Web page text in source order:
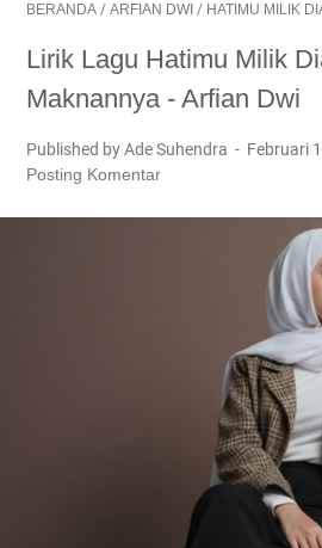
BERANDA / ARFIAN DWI / HATIMU MILIK
Lirik Lagu Hatimu Milik
Maknannya - Arfian Dwi
Published by Ade Suhendra
Februari
Posting Komentar